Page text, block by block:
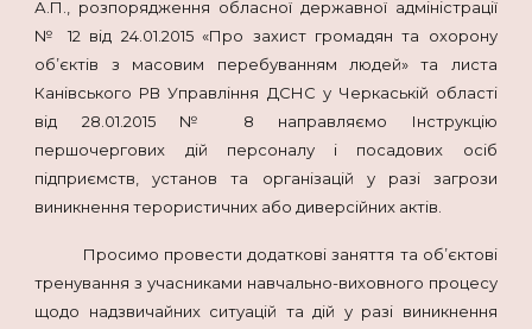
А.П., розпорядження обласної державної адміністрації
№ 12 від 24.01.2015 «Про захист громадян та охорону
об’єктів з масовим перебуванням людей» та листа
Канівського РВ Управління ДСНС у Черкаській області
від 28.01.2015 № 8 направляємо Інструкцію
першочергових дій персоналу і посадових осіб
підприємств, установ та організацій у разі загрози
виникнення терористичних або диверсійних актів.
Просимо провести додаткові заняття та об’єктові
тренування з учасниками навчально-виховного процесу
щодо надзвичайних ситуацій та дій у разі виникнення